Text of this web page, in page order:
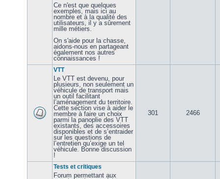
Ce n'est que quelques
exemples, mais ici au
nombre et à la qualité des
utilisateurs, il y a sûrement
mille métiers.
On s'aide pour la chasse,
aidons-nous en partageant
également nos autres
connaissances !
VTT
Le VTT est devenu, pour
plusieurs, non seulement un
véhicule de transport mais
un outil facilitant
l’aménagement du territoire.
Cette section vise à aider le
membre à faire un choix
parmi la panoplie des VTT
existants, des accessoires
disponibles et de s’entraider
sur les questions de
l’entretien qu’exige un tel
véhicule. Bonne discussion
!
301 2466
Tests et critiques
Forum permettant aux